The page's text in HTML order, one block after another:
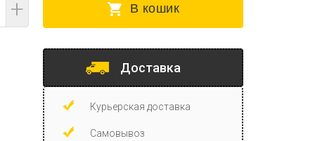
+ В кошик
Доставка
Курьерская доставка
Самовывоз